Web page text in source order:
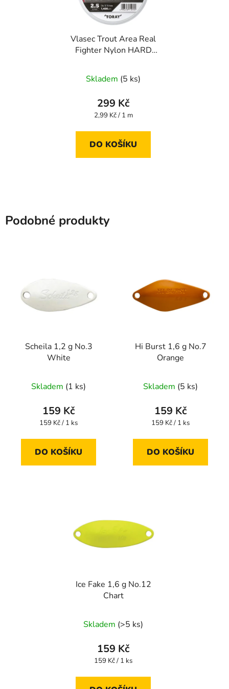
Vlasec Trout Area Real
Fighter Nylon HARD
Skladem (5 ks)
299 Kč
Měrná
2,99 Kč / 1 m
DO KOŠÍKU
Podobné produkty
Scheila 1,2 g No.3
White
Skladem (1 ks)
159 Kč
Měrná
159 Kč / 1 ks
DO KOŠÍKU
Hi Burst 1,6 g No.7
Orange
Skladem (5 ks)
159 Kč
Měrná
159 Kč / 1 ks
DO KOŠÍKU
Ice Fake 1,6 g No.12
Chart
Skladem (>5 ks)
159 Kč
Měrná
159 Kč / 1 ks